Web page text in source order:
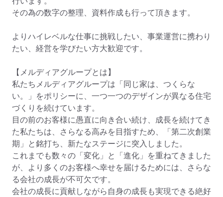
その為の数字の整理、資料作成も行って頂きます。
よりハイレベルな仕事に挑戦したい、事業運営に携わり
たい、経営を学びたい方大歓迎です。
【メルディアグループとは】
私たちメルディアグループは「同じ家は、つくらな
い。」をポリシーに、一つ一つのデザインが異なる住宅
づくりを続けています。
目の前のお客様に愚直に向き合い続け、成長を続けてき
た私たちは、さらなる高みを目指すため、「第二次創業
期」と銘打ち、新たなステージに突入しました。
これまでも数々の「変化」と「進化」を重ねてきました
が、より多くのお客様へ幸せを届けるためには、さらな
る会社の成長が不可欠です。
会社の成長に貢献しながら自身の成長も実現できる絶好